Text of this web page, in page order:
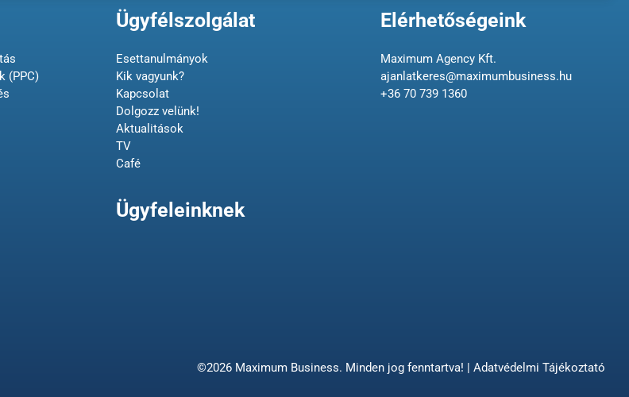
(PPC)
Ügyfélszolgálat
Esettanulmányok
Kik vagyunk?
Kapcsolat
Dolgozz velünk!
Aktualitások
TV
Café
Ügyfeleinknek
Elérhetőségeink
Maximum Agency Kft.
ajanlatkeres@maximumbusiness.hu
+36 70 739 1360
©2026 Maximum Business. Minden jog fenntartva! |Adatvédelmi Tájékoztató